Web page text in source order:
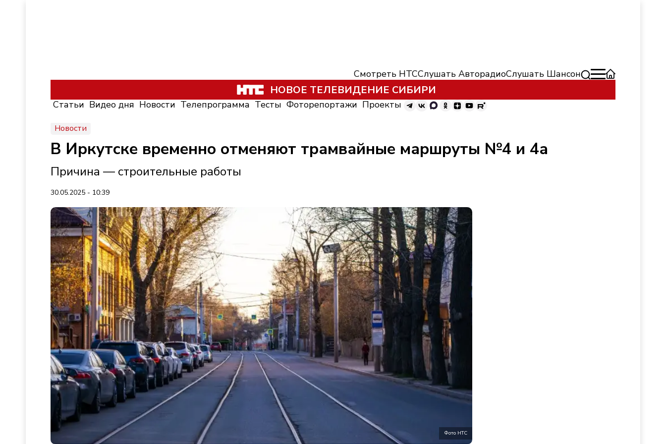
Смотреть НТССлушать АвторадиоСлушать Шансон
НОВОЕ ТЕЛЕВИДЕНИЕ СИБИРИ
Статьи Видео дня Новости Телепрограмма Тесты Фоторепортажи Проекты
Новости
В Иркутске временно отменяют трамвайные маршруты №4 и 4а
Причина — строительные работы
30.05.2025 - 10:39
Фото НТС